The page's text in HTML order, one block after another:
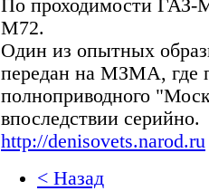
По проходимости ГАЗ-
М72.
Один из опытных
передан на МЗМА, где
полноприводного
впоследствии серийно.
http://denisovets.narod.ru
< Назад